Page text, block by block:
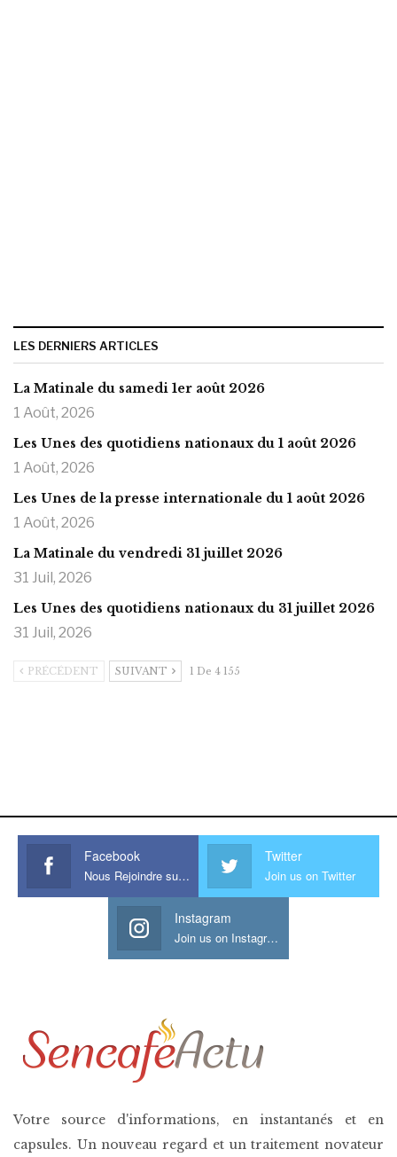
LES DERNIERS ARTICLES
La Matinale du samedi 1er août 2026
1 Août, 2026
Les Unes des quotidiens nationaux du 1 août 2026
1 Août, 2026
Les Unes de la presse internationale du 1 août 2026
1 Août, 2026
La Matinale du vendredi 31 juillet 2026
31 Juil, 2026
Les Unes des quotidiens nationaux du 31 juillet 2026
31 Juil, 2026
PRÉCÉDENT SUIVANT 1 De 4 155
Facebook
Nous Rejoindre sur Facebook
Twitter
Join us on Twitter
Instagram
Join us on Instagram
Votre source d'informations, en instantanés et en
capsules. Un nouveau regard et un traitement novateur